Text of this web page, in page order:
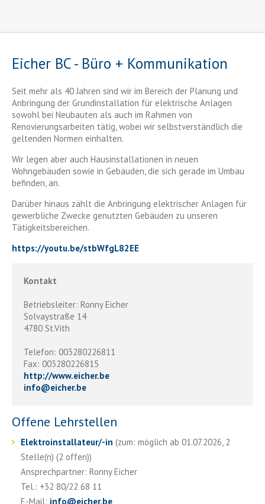
Eicher BC - Büro + Kommunikation
Seit mehr als 40 Jahren sind wir im Bereich der Planung und
Anbringung der Grundinstallation für elektrische Anlagen
sowohl bei Neubauten als auch im Rahmen von
Renovierungsarbeiten tätig, wobei wir selbstverständlich die
geltenden Normen einhalten.
Wir legen aber auch Hausinstallationen in neuen
Wohngebäuden sowie in Gebäuden, die sich gerade im Umbau
befinden, an.
Darüber hinaus zählt die Anbringung elektrischer Anlagen für
gewerbliche Zwecke genutzten Gebäuden zu unseren
Tätigkeitsbereichen.
https://youtu.be/stbWfgL82EE
Kontakt
Betriebsleiter: Ronny Eicher
Solvaystraße 14
4780 St.Vith
Telefon: 003280226811
Fax: 003280226815
http://www.eicher.be
info@eicher.be
Offene Lehrstellen
Elektroinstallateur/-in (zum: möglich ab 01.07.2026, 2
Stelle(n) (2 offen))
Ansprechpartner: Ronny Eicher
Tel.: +32 80/22 68 11
E-Mail: info@eicher.be